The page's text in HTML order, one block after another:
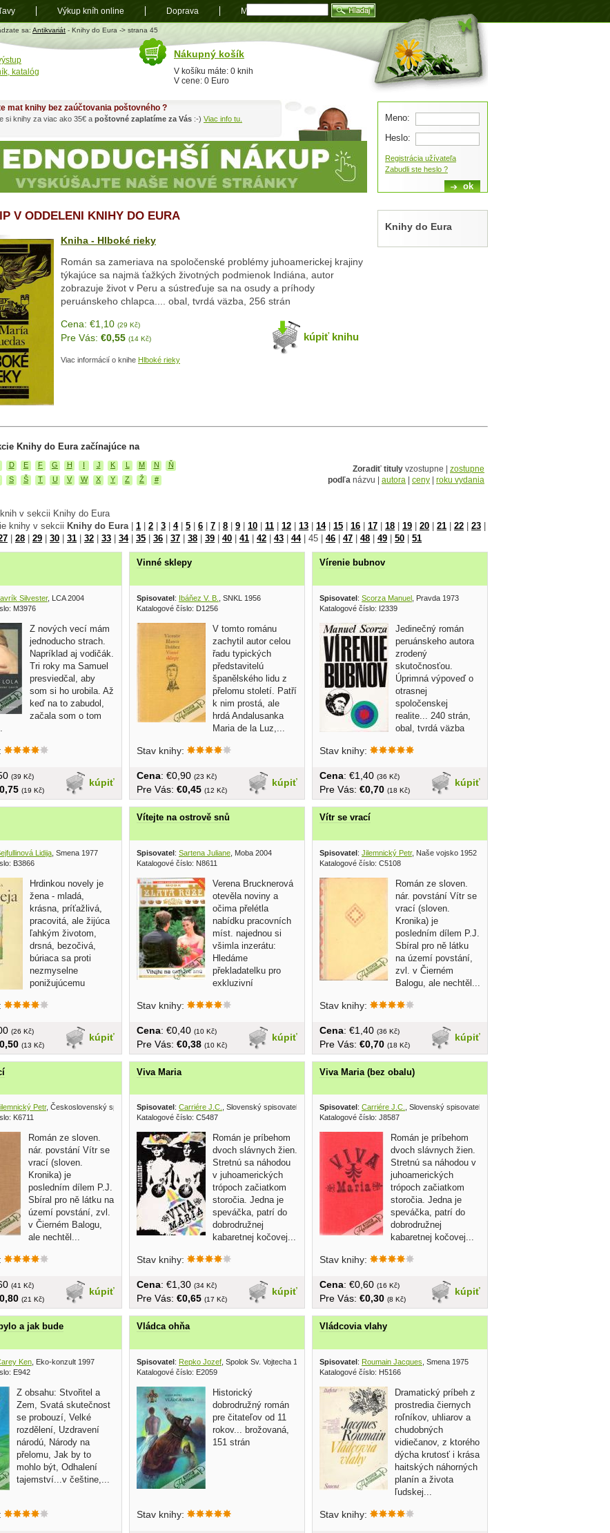
sa: Antikvariát - Knihy do Eura -> strana 45
V ODDELENI KNIHY DO EURA
Kniha - Hlboké rieky
Román sa zameriava na spoločenské problémy juhoamerickej krajiny
týkajúce sa najmä ťažkých životných podmienok Indiána, autor
zobrazuje život v Peru a sústreďuje sa na osudy a príhody
peruánskeho chlapca.... obal, tvrdá väzba, 256 strán
kúpiť knihu
Cena: €1,10 (29 Kč)
Pre Vás: €0,55 (14 Kč)
Viac informácií o knihe Hlboké rieky
Knihy do Eura
Knihy do Eura začínajúce na
D E F G H J K M N
Ň
S Š T U V W X Y Z Ž #
Zoradiť tituly vzostupne | zostupne
podľa názvu | autora ceny roku vydania
v sekcii Knihy do Eura
knihy v sekcii Knihy do Eura| 1 2 3 4| 5 6 7 8 9 10 11 12 13 14| 15 16 17 18 19 20 21 22 23
28 29 30 31 32 33 34| 35 36 37 38 39 40 41 42 43 44| 45 46 47 48 49 50 51
Silvester, LCA 2004
M3976
Z nových vecí mám
jednoducho strach.
Napríklad aj vodičák.
Tri roky ma Samuel
presviedčal, aby
som si ho urobila. Až
keď na to zabudol,
začala som o tom
kúpiť
(39 Kč)
(19 Kč)
Vinné sklepy
Spisovatel: Ibáňez V. B.
, SNKL 1956
Katalogové číslo: D1256
V tomto románu
zachytil autor celou
řadu typických
představitelú
španělského lidu z
přelomu století. Patří
k nim prostá, ale
hrdá Andalusanka
Maria de la Luz,...
Stav knihy:
kúpiť
Cena: €0,90 (23 Kč)
Pre Vás: €0,45 (12 Kč)
Vírenie bubnov
Spisovatel: Scorza Manuel , Pravda 1973
Katalogové číslo: I2339
Jedinečný román
peruánskeho autora
zrodený
skutočnosťou.
Úprimná výpoveď o
otrasnej
spoločenskej
realite... 240 strán,
obal, tvrdá väzba
Stav knihy:
kúpiť
Cena: €1,40 (36 Kč)
Pre Vás: €0,70 (18 Kč)
Lidija , Smena 1977
B3866
Hrdinkou novely je
žena - mladá,
krásna, príťažlivá,
pracovitá, ale žijúca
ľahkým životom,
drsná, bezočivá,
búriaca sa proti
nezmyselne
ponižujúcemu
kúpiť
(26 Kč)
(13 Kč)
Vítejte na ostrově snů
Spisovatel: Sartena Juliane , Moba 2004
Katalogové číslo: N8611
Verena Brucknerová
otevěla noviny a
očima přelétla
nabídku pracovních
míst. najednou si
všimla inzerátu:
Hledáme
překladatelku pro
exkluzivní
Stav knihy:
kúpiť
Cena: €0,40 (10 Kč)
Pre Vás: €0,38 (10 Kč)
Vítr se vrací
Spisovatel: Jilemnický Petr, Naše vojsko 1952
Katalogové číslo: C5108
Román ze sloven.
nár. povstání Vítr se
vrací (sloven.
Kronika) je
posledním dílem P.J.
Sbíral pro ně látku
na území povstání,
zvl. v Čierném
Balogu, ale nechtěl...
Stav knihy:
kúpiť
Cena: €1,40 (36 Kč)
Pre Vás: €0,70 (18 Kč)
Petr, Československý spisovatel 1953
K6711
Román ze sloven.
nár. povstání Vítr se
vrací (sloven.
Kronika) je
posledním dílem P.J.
Sbíral pro ně látku na
území povstání, zvl.
v Čierném Balogu,
ale nechtěl...
kúpiť
(41 Kč)
(21 Kč)
Viva Maria
Spisovatel : Carriére J.C.
, Slovenský spisovateľ 1971
Katalogové číslo: C5487
Román je príbehom
dvoch slávnych žien.
Stretnú sa náhodou
v juhoamerických
trópoch začiatkom
storočia. Jedna je
speváčka, patrí do
dobrodružnej
kabaretnej kočovej...
Stav knihy:
kúpiť
Cena: €1,30 (34 Kč)
Pre Vás: €0,65 (17 Kč)
Viva Maria (bez obalu)
Spisovatel : Carriére J.C.
, Slovenský spisovateľ 1971
Katalogové číslo: J8587
Román je príbehom
dvoch slávnych žien.
Stretnú sa náhodou v
juhoamerických
trópoch začiatkom
storočia. Jedna je
speváčka, patrí do
dobrodružnej
kabaretnej kočovej...
Stav knihy:
kúpiť
Cena: €0,60 (16 Kč)
Pre Vás: €0,30 (8 Kč)
a jak bude
Ken , Eko-konzult 1997
E942
Z obsahu: Stvořitel a
Zem, Svatá skutečnost
se probouzí, Velké
rozdělení, Uzdravení
národú, Národy na
přelomu, Jak by to
mohlo být, Odhalení
tajemství...v češtine,...
Vládca ohňa
Spisovatel: Repko Jozef , Spolok Sv. Vojtecha 1993
Katalogové číslo: E2059
Historický
dobrodružný román
pre čitateľov od 11
rokov... brožovaná,
151 strán
Stav knihy:
Vládcovia vlahy
Spisovatel: Roumain Jacques , Smena 1975
Katalogové číslo: H5166
Dramatický príbeh z
prostredia čiernych
roľníkov, uhliarov a
chudobných
vidiečanov, z ktorého
dýcha krutosť i krása
haitských náhorných
planín a života
ľudskej...
Stav knihy:
mat knihy bez zaúčtovania poštovného ?
si knihy za viac ako 35€ a poštovné zaplatíme za Vás :-) Viac info tu.
Meno:
Heslo:
Registrácia užívateľa
Zabudli ste heslo ?
Nákupný košík
V košíku máte: 0 knih
V cene: 0 Euro
katalóg
Výkup kníh online Doprava Mapa